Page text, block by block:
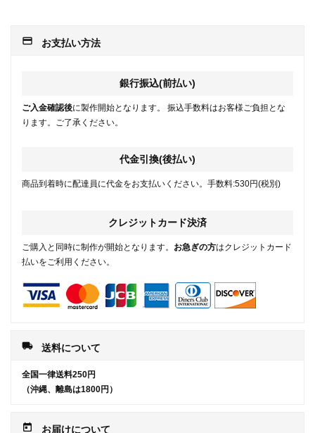
payment お支払い方法
銀行振込(前払い)
ご入金確認後に製作開始となります。 振込手数料はお客様ご負担とな
ります。ご了承ください。
代金引換(後払い)
商品到着時に配達員に代金をお支払いください。手数料:530円(税別)
クレジットカード決済
ご購入と同時に制作が開始となります。 お急ぎの方はクレジットカード
払いをご利用ください。
local_shipping 送料について
全国一律送料250円
（沖縄、離島は1800円）
today お届けについて